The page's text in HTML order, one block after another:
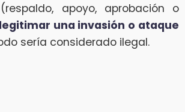
apoyo, aprobación o
legitimar una invasión o ataque
sería considerado ilegal.